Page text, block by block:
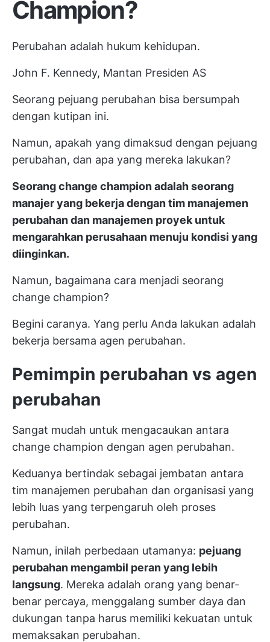
Champion?
Perubahan adalah hukum kehidupan.
John F. Kennedy, Mantan Presiden AS
Seorang pejuang perubahan bisa bersumpah
dengan kutipan ini.
Namun, apakah yang dimaksud dengan pejuang
perubahan, dan apa yang mereka lakukan?
Seorang change champion adalah seorang
manajer yang bekerja dengan tim manajemen
perubahan dan manajemen proyek untuk
mengarahkan perusahaan menuju kondisi yang
diinginkan.
Namun, bagaimana cara menjadi seorang
change champion?
Begini caranya. Yang perlu Anda lakukan adalah
bekerja bersama agen perubahan.
Pemimpin perubahan vs agen
perubahan
Sangat mudah untuk mengacaukan antara
change champion dengan agen perubahan.
Keduanya bertindak sebagai jembatan antara
tim manajemen perubahan dan organisasi yang
lebih luas yang terpengaruh oleh proses
perubahan.
Namun, inilah perbedaan utamanya: pejuang
perubahan mengambil peran yang lebih
langsung. Mereka adalah orang yang benar-
benar percaya, menggalang sumber daya dan
dukungan tanpa harus memiliki kekuatan untuk
memaksakan perubahan.